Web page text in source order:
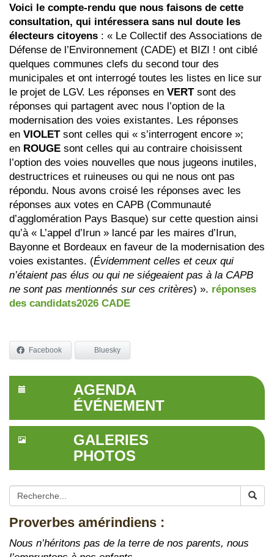
Voici le compte-rendu que nous faisons de cette
consultation, qui intéressera sans nul doute les
électeurs citoyens : « Le Collectif des Associations de
Défense de l’Environnement (CADE) et BIZI ! ont ciblé
quelques communes clefs du second tour des
municipales et ont interrogé toutes les listes en lice sur
le projet de LGV. Les réponses en VERTsont des
réponses qui partagent avec nous l’option de la
modernisation des voies existantes. Les réponses
en VIOLETsont celles qui « s’interrogent encore »;
en ROUGE sont celles qui au contraire choisissent
l’option des voies nouvelles que nous jugeons inutiles,
destructrices et ruineuses ou qui ne nous ont pas
répondu. Nous avons croisé les réponses avec les
réponses aux votes en CAPB (Communauté
d’agglomération Pays Basque) sur cette question ainsi
qu’à « L’appel d’Irun » lancé par les maires d’Irun,
Bayonne et Bordeaux en faveur de la modernisation des
voies existantes. (Évidemment celles et ceux qui
n’étaient pas élus ou qui ne siégeaient pas à la CAPB
ne sont pas mentionnés sur ces critères) ». réponses
des candidats2026 CADE
Facebook Bluesky
AGENDA
ÉVÉNEMENT
GALERIES
PHOTOS
Proverbes amérindiens :
Nous n’héritons pas de la terre de nos parents, nous